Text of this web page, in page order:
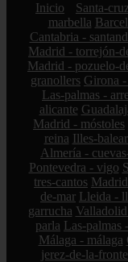
Inicio Santa-
marbella
Cantabria -
Madrid - torrejón-
Madrid - pozuelo-
granollers Girona
Las-palmas -
alicante
Madrid - móstoles
reina Illes-
Almería -
Pontevedra - vigo
tres-cantos
de-mar Lleida -
garrucha
parla Las-palmas
Málaga - málaga
jerez-de-la-